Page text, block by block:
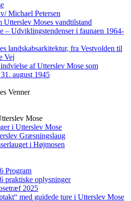
Michael Petersen
Utterslev Moses vandtilstand
– Udviklingstendenser i faunaen 1964-
landskabsarkitektur, fra Vestvolden til
Vej
af Utterslev Mose som
august 1945
Venner
Mose
i Utterslev Mose
Græsningslaug
i Højmosen
Program
praktiske oplysninger
2025
med guidede ture i Utterslev Mose